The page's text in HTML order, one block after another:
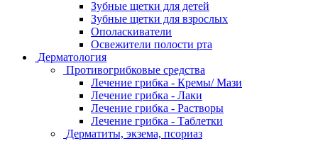
Зубные щетки для детей
Зубные щетки для взрослых
Ополаскиватели
Освежители полости рта
Дерматология
Противогрибковые средства
Лечение грибка - Кремы/ Мази
Лечение грибка - Лаки
Лечение грибка - Растворы
Лечение грибка - Таблетки
Дерматиты, экзема, псориаз